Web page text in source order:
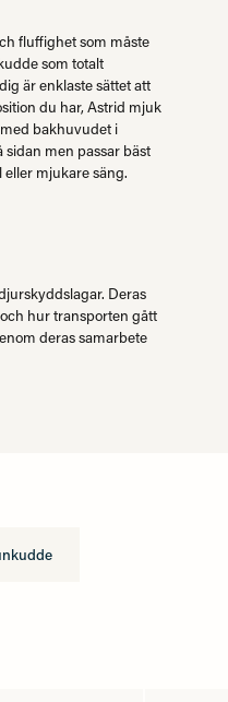
fluffighet som måste
som totalt
är enklaste sättet att
du har, Astrid mjuk
bakhuvudet i
men passar bäst
mjukare säng.
Deras
hur transporten gått
deras samarbete